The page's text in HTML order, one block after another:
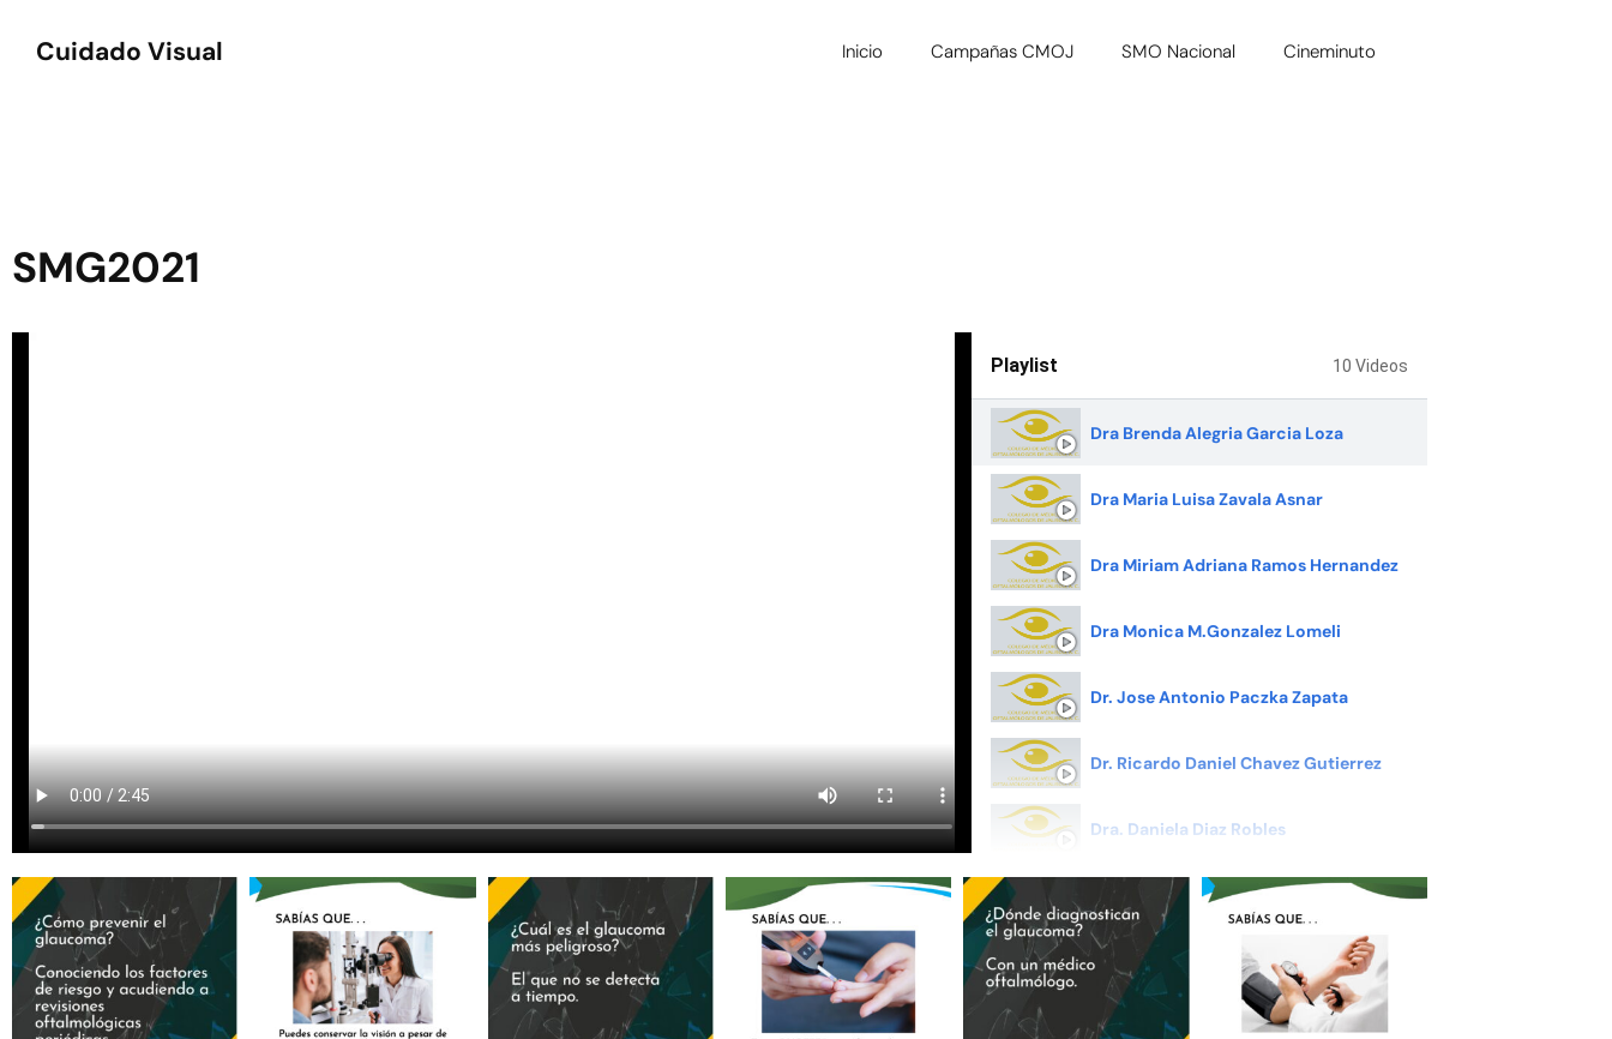
Cuidado Visual Inicio Campañas CMOJ SMO Nacional Cineminuto
SMG2021
Playlist 10 Videos
Dra Brenda Alegria Garcia Loza
Dra Maria Luisa Zavala Asnar
Dra Miriam Adriana Ramos Hernandez
Dra Monica M.Gonzalez Lomeli
Dr. Jose Antonio Paczka Zapata
Dr. Ricardo Daniel Chavez Gutierrez
Dra. Daniela Diaz Robles
Dra.Pamela Chavez Cedillo
Dra.Yesenia Yolanda Dorantes Diez
Dra Brenda Alegria Garcia Loza